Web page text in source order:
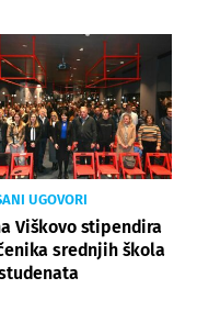
UGOVORI
Viškovo stipendira
srednjih škola